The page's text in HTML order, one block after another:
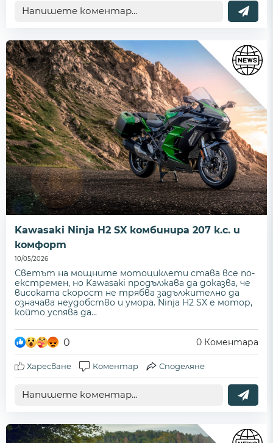
Kawasaki Ninja H2 SX комбинира 207 к.с. и
комфорт
10/05/2026
Светът на мощните мотоциклети става все по-
екстремен, но Kawasaki продължава да доказва, че
високата скорост не трябва задължително да
означава неудобство и умора. Ninja H2 SX е мотор,
който успява да...
0 0 Коментара
Харесване Коментар Споделяне